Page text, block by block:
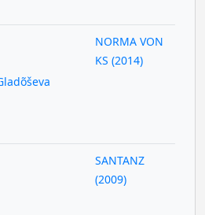
NORMA VON
KS (2014)
SANTANZ
(2009)